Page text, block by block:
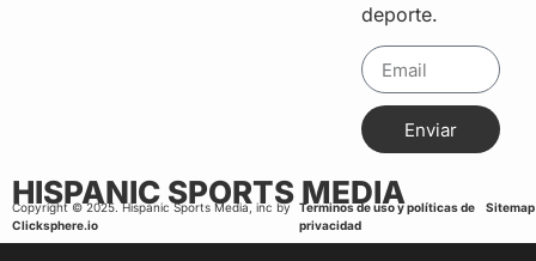
deporte.
Enviar
HISPANIC SPORTS MEDIA
Copyright © 2025. Hispanic Sports Media, inc by
Clicksphere.io
Terminos de uso y políticas de
privacidad
Sitemap